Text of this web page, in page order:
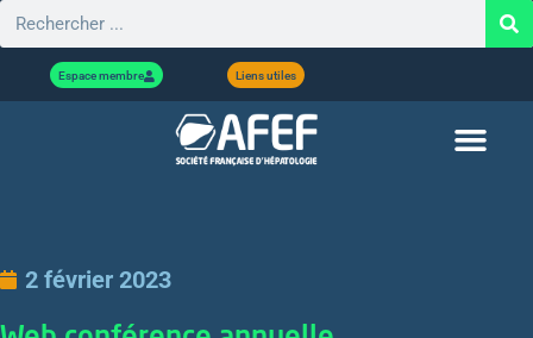
Espace membre Liens utiles
2 février 2023